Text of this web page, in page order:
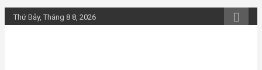
Skip
to
Thứ Bảy, Tháng 8 8, 2026